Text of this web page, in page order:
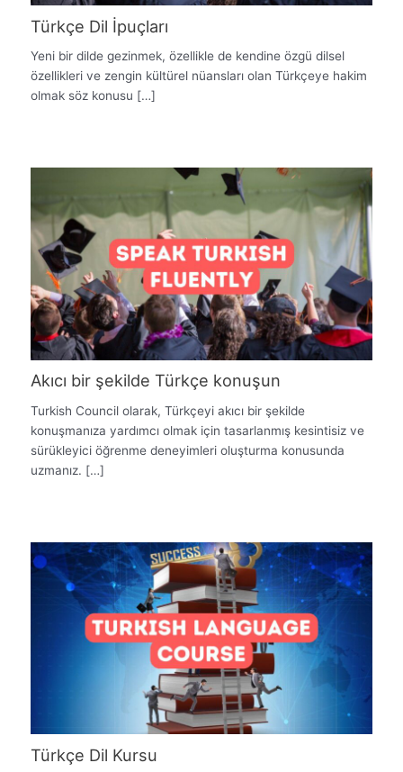
Türkçe Dil İpuçları
Yeni bir dilde gezinmek, özellikle de kendine özgü dilsel
özellikleri ve zengin kültürel nüansları olan Türkçeye hakim
olmak söz konusu […]
Akıcı bir şekilde Türkçe konuşun
Turkish Council olarak, Türkçeyi akıcı bir şekilde
konuşmanıza yardımcı olmak için tasarlanmış kesintisiz ve
sürükleyici öğrenme deneyimleri oluşturma konusunda
uzmanız. […]
Türkçe Dil Kursu